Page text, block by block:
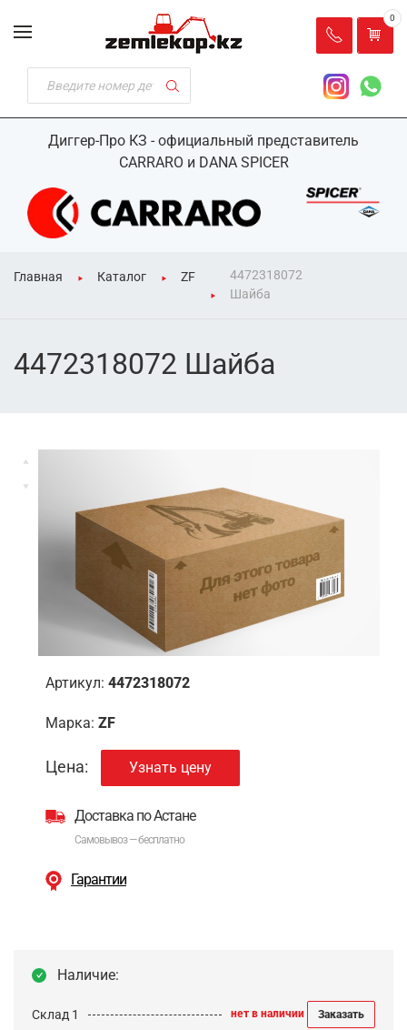
Диггер-Про КЗ - официальный представитель
CARRARO и DANA SPICER
0
Главная Каталог ZF
4472318072
Шайба
4472318072 Шайба
Артикул: 4472318072
Марка: ZF
Цена: Узнать цену
Доставка по Астане
Самовывоз — бесплатно
Гарантии
Наличие:
Склад 1 нет в наличии Заказать